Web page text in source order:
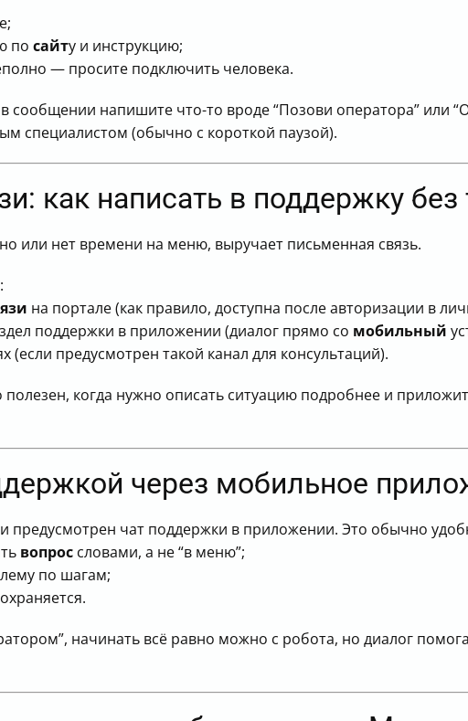
по сайту и инструкцию;
— просите подключить человека.
сообщении напишите что-то вроде “Позови оператора” или
специалистом (обычно с короткой паузой).
как написать в поддержку без
или нет времени на меню, выручает письменная связь.
на портале (как правило, доступна после авторизации в
поддержки в приложении (диалог прямо со мобильный
(если предусмотрен такой канал для консультаций).
когда нужно описать ситуацию подробнее и
через мобильное
предусмотрен чат поддержки в приложении. Это обычно
вопрос словами, а не “в меню”;
по шагам;
начинать всё равно можно с робота, но диалог